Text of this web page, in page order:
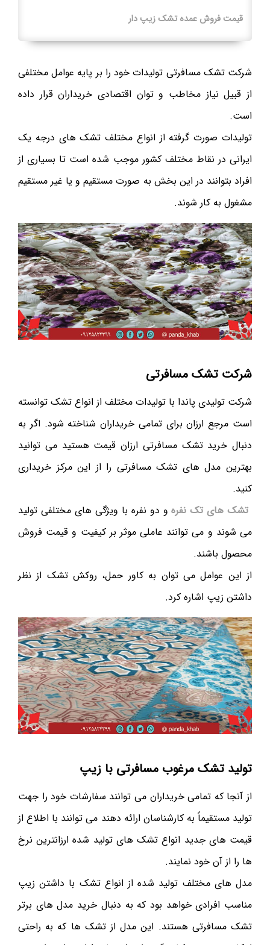
قیمت فروش عمده تشک زیپ دار
شرکت تشک مسافرتی تولیدات خود را بر پایه عوامل مختلفی
از قبیل نیاز مخاطب و توان اقتصادی خریداران قرار داده
است.
تولیدات صورت ‌گرفته از انواع مختلف تشک های درجه یک
ایرانی در نقاط مختلف کشور موجب شده است تا بسیاری از
افراد بتوانند در این بخش به صورت مستقیم و یا غیر مستقیم
مشغول به کار شوند.
شرکت تشک مسافرتی
شرکت تولیدی پاندا با تولیدات مختلف از انواع تشک توانسته
است مرجع ارزان برای تمامی خریداران شناخته شود. اگر به
دنبال خرید تشک مسافرتی ارزان قیمت هستید می توانید
بهترین مدل های تشک مسافرتی را از این مرکز خریداری
کنید.
تشک های تک نفره و دو نفره با ویژگی های مختلفی تولید
می شوند و می توانند عاملی موثر بر کیفیت و قیمت فروش
محصول باشند.
از این عوامل می ‌توان به کاور حمل، روکش تشک از نظر
داشتن زیپ اشاره کرد.
تولید تشک مرغوب مسافرتی با زیپ
از آنجا که تمامی خریداران می توانند سفارشات خود را جهت
تولید مستقیماً به کارشناسان ارائه دهند می توانند با اطلاع از
قیمت های جدید انواع تشک های تولید شده ارزانترین نرخ
ها را از آن خود نمایند.
مدل های مختلف تولید شده از انواع تشک با داشتن زیپ
مناسب افرادی خواهد بود که به دنبال خرید مدل های برتر
تشک مسافرتی هستند. این مدل از تشک ها که به راحتی